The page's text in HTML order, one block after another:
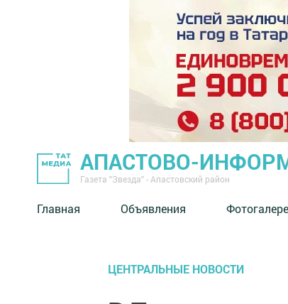
АПАСТОВО-
Газета "Звезда" - Апастовский район
Главная Объявления
ЦЕНТРАЛЬНЫЕ НОВОСТИ